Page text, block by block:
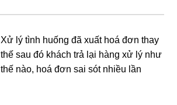
Xử lý tình huống đã xuất hoá đơn thay
thế sau đó khách trả lại hàng xử lý như
thế nào, hoá đơn sai sót nhiều lần